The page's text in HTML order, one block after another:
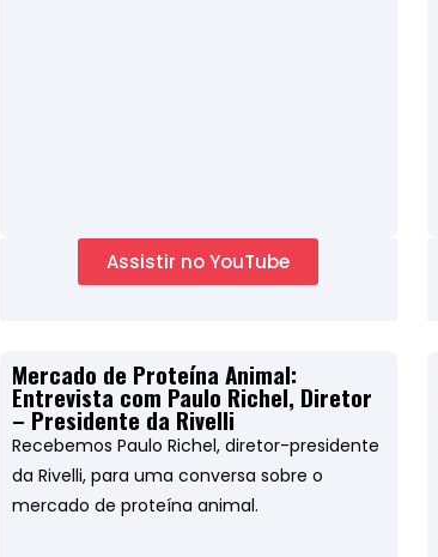
Assistir no YouTube
Mercado de Proteína Animal:
Entrevista com Paulo Richel, Diretor
– Presidente da Rivelli
Recebemos Paulo Richel, diretor-presidente
da Rivelli, para uma conversa sobre o
mercado de proteína animal.